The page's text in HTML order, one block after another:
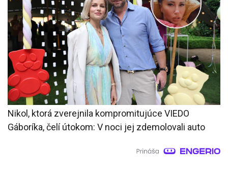
Nikol, ktorá zverejnila kompromitujúce VIEDO
Gáboríka, čelí útokom: V noci jej zdemolovali auto